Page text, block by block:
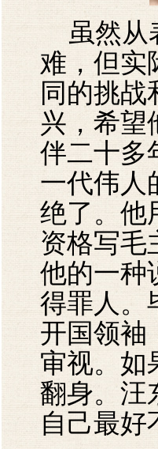
虽然从
难，但实
同的挑
兴，希望
伴二十多
一代伟人
绝了。他
资格写毛
他的一种
得罪人。
开国领袖
审视。如
翻身。汪
自己最好